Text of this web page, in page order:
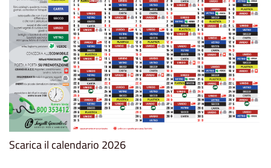
Scarica il calendario 2026